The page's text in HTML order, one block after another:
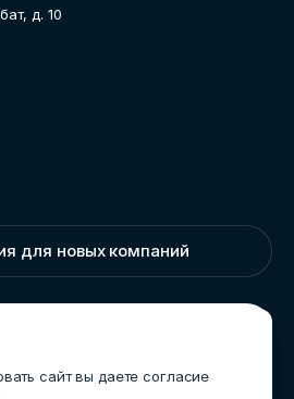
д. 10
для новых компаний
сайт вы даете согласие
почту. На неё мы вышлем